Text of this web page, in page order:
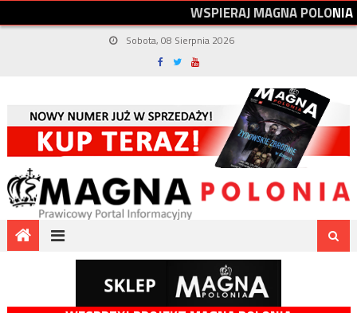
WSPIERAJMAGNAPOLONIA
Sobota, 08 Sierpnia 2026